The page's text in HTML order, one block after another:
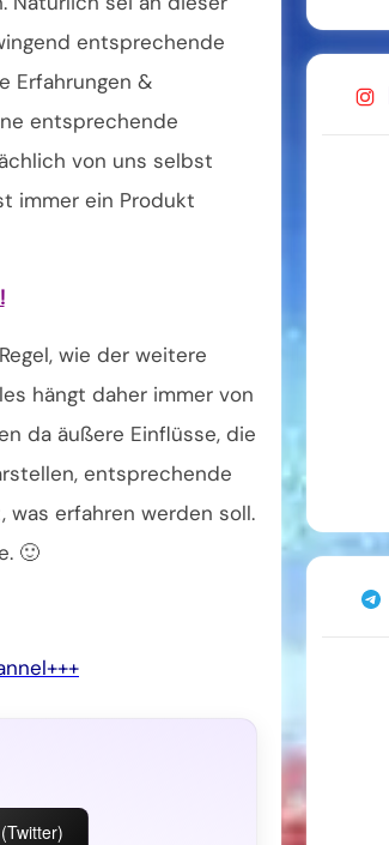
entsprechende
Erfahrungen &
entsprechende
von uns selbst
immer ein Produkt
wie der weitere
hängt daher immer von
da äußere Einflüsse, die
entsprechende
erfahren werden soll.
🙂